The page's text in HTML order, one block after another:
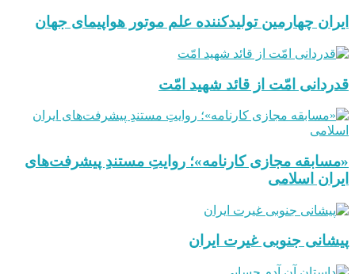
ایران چهارمین تولیدکننده علم موتور هواپیمای جهان
قدردانی امّت از قائد شهید امّت
«مسابقه مجازی کارنامه»؛ روایتِ مستندِ پیشرفت‌های
ایران اسلامی
پیشانی جنوبی غیرت ایران